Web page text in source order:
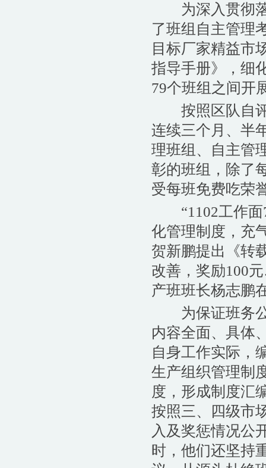
为深入贯彻落
了班组自主管理
目标厂家精益市
指导手册》，细
79个班组之间开
按照区队自评
连续三个月、半
理班组、自主管
彰的班组，除了
受每班免费吃荣
“1102工作面
化管理制度，充
贺新鹏提出《转
改善，奖励100
产班班长杨志鹏
为保证班务公
内容全面、具体
自身工作实际，
生产组织管理制
度，形成制度汇
按照三、四级市
入及奖惩情况公
时，他们还坚持